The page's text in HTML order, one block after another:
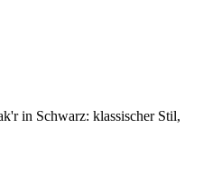
in Schwarz: klassischer Stil,